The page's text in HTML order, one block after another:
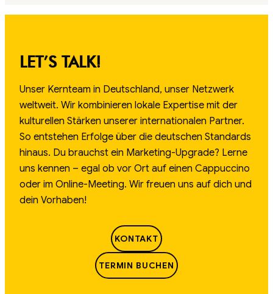
LET’S TALK!
Unser Kernteam in Deutschland, unser Netzwerk
weltweit. Wir kombinieren lokale Expertise mit der
kulturellen Stärken unserer internationalen Partner.
So entstehen Erfolge über die deutschen Standards
hinaus. Du brauchst ein Marketing-Upgrade? Lerne
uns kennen – egal ob vor Ort auf einen Cappuccino
oder im Online-Meeting. Wir freuen uns auf dich und
dein Vorhaben!
KONTAKT
TERMIN BUCHEN